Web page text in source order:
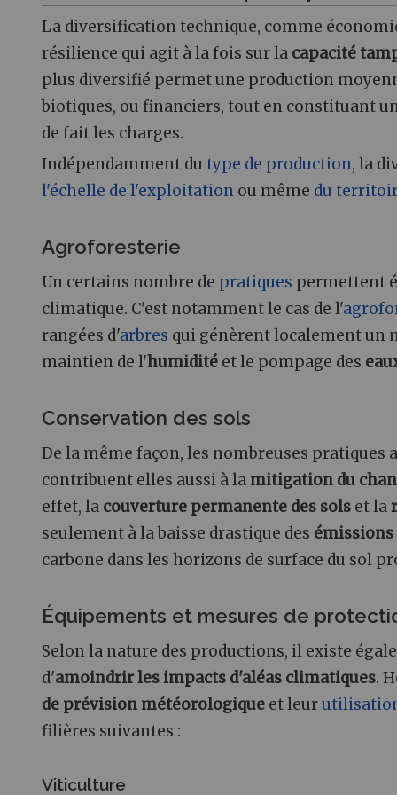
La diversification technique, comme
résilience qui agit à la fois sur la capacité
plus diversifié permet une production
biotiques, ou financiers, tout en constituant
de fait les charges.
Indépendamment du type de production, la
l'échelle de l'exploitation ou même du
Agroforesterie
Un certains nombre de pratiques permettent
climatique. C'est notamment le cas de l'
rangées d'arbres qui génèrent localement
maintien de l'humidité et le pompage des
Conservation des sols
De la même façon, les nombreuses pratiques
contribuent elles aussi à la mitigation du
effet, la couverture permanente des sols et la
seulement à la baisse drastique des émissions
carbone dans les horizons de surface du sol
Équipements et mesures de
Selon la nature des productions, il existe
d'amoindrir les impacts d'aléas climatiques.
de prévision météorologique et leur
filières suivantes :
Viticulture